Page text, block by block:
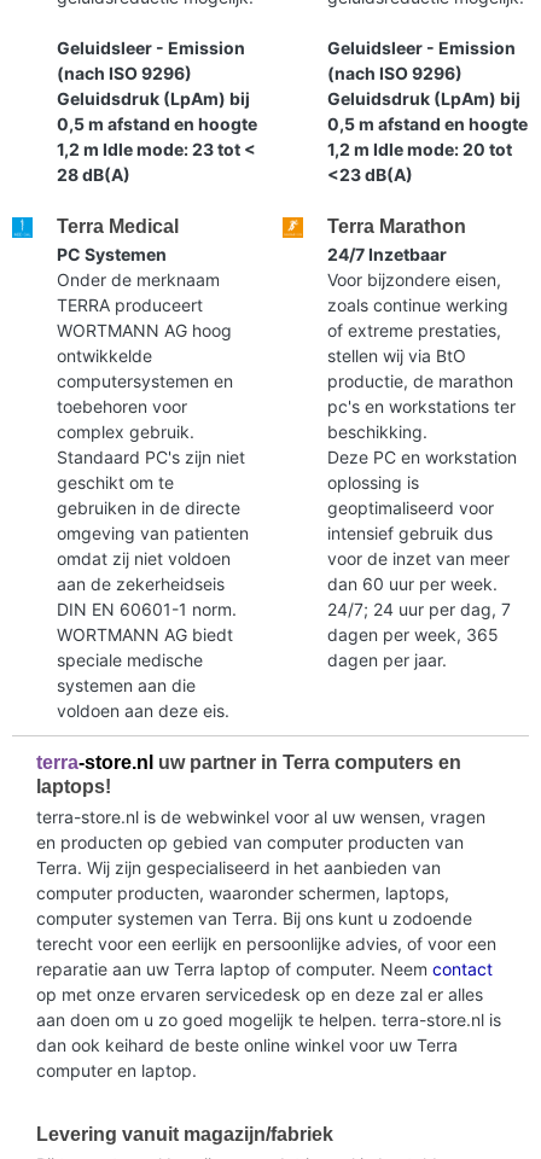
Geluidsleer - Emission
(nach ISO 9296)
Geluidsdruk (LpAm) bij
0,5 m afstand en hoogte
1,2 m Idle mode: 23 tot <
28 dB(A)
Geluidsleer - Emission
(nach ISO 9296)
Geluidsdruk (LpAm) bij
0,5 m afstand en hoogte
1,2 m Idle mode: 20 tot
<23 dB(A)
Terra Medical
PC Systemen
Onder de merknaam
TERRA produceert
WORTMANN AG hoog
ontwikkelde
computersystemen en
toebehoren voor
complex gebruik.
Standaard PC's zijn niet
geschikt om te
gebruiken in de directe
omgeving van patienten
omdat zij niet voldoen
aan de zekerheidseis
DIN EN 60601-1 norm.
WORTMANN AG biedt
speciale medische
systemen aan die
voldoen aan deze eis.
Terra Marathon
24/7 Inzetbaar
Voor bijzondere eisen,
zoals continue werking
of extreme prestaties,
stellen wij via BtO
productie, de marathon
pc's en workstations ter
beschikking.
Deze PC en workstation
oplossing is
geoptimaliseerd voor
intensief gebruik dus
voor de inzet van meer
dan 60 uur per week.
24/7; 24 uur per dag, 7
dagen per week, 365
dagen per jaar.
terra-store.nl uw partner in Terra computers en
laptops!
terra-store.nl is de webwinkel voor al uw wensen, vragen
en producten op gebied van computer producten van
Terra. Wij zijn gespecialiseerd in het aanbieden van
computer producten, waaronder schermen, laptops,
computer systemen van Terra. Bij ons kunt u zodoende
terecht voor een eerlijk en persoonlijke advies, of voor een
reparatie aan uw Terra laptop of computer. Neem contact
op met onze ervaren servicedesk op en deze zal er alles
aan doen om u zo goed mogelijk te helpen. terra-store.nl is
dan ook keihard de beste online winkel voor uw Terra
computer en laptop.
Levering vanuit magazijn/fabriek